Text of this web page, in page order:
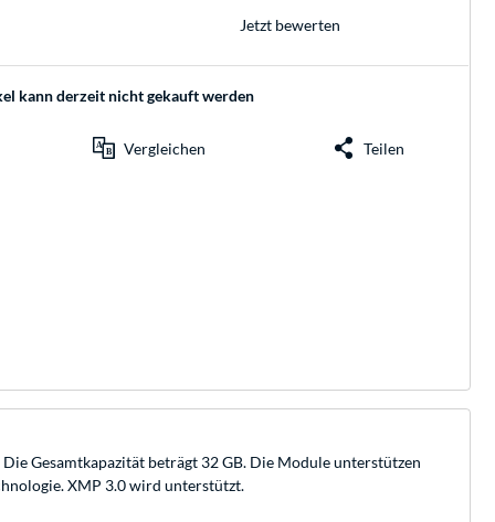
Jetzt bewerten
kann derzeit nicht gekauft werden
Vergleichen Teilen
Gesamtkapazität beträgt 32 GB. Die Module unterstützen
XMP 3.0 wird unterstützt.